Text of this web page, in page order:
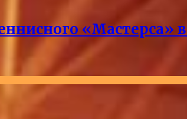
«Мастерса»